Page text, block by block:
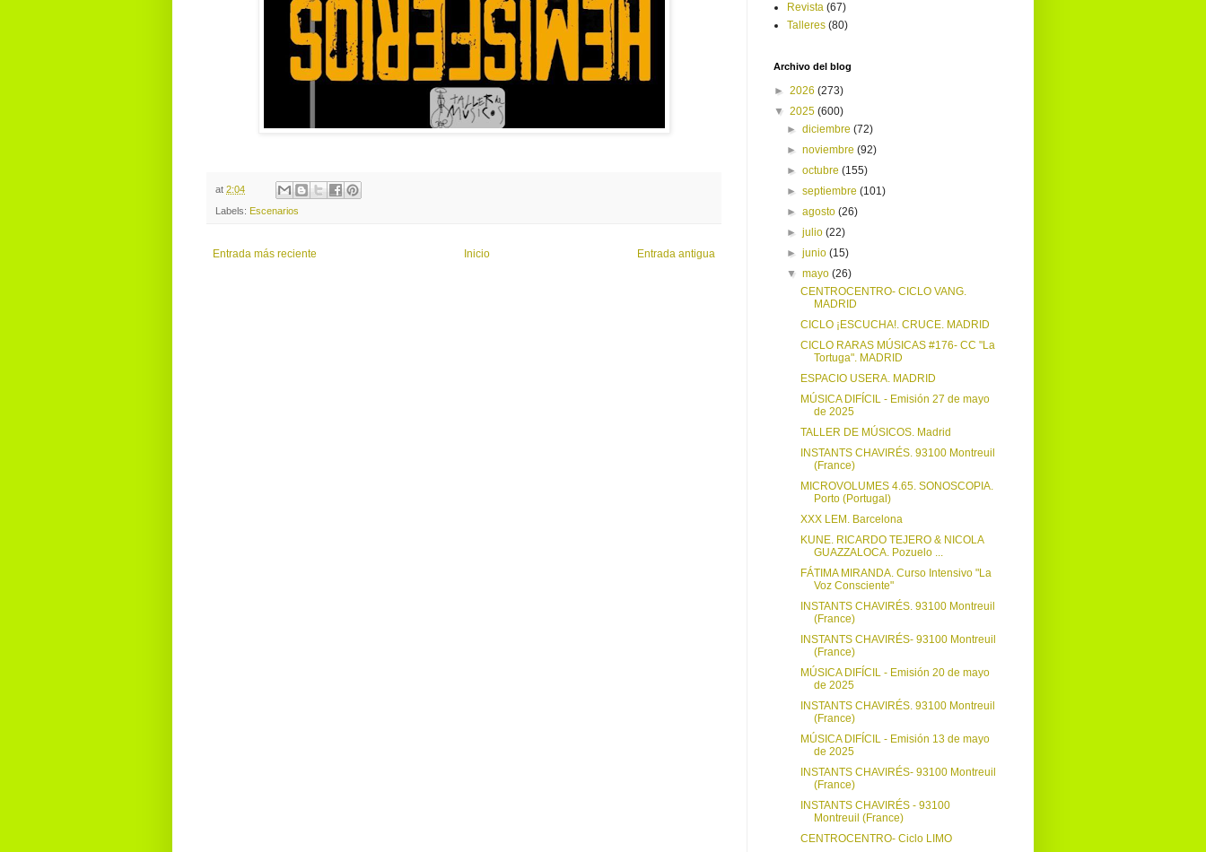
at 2:04
Labels: Escenarios
Entrada más reciente Entrada antigua
Inicio
Revista (67)
Talleres (80)
Archivo del blog
► 2026 (273)
▼ 2025 (600)
►diciembre(72)
►noviembre(92)
►octubre(155)
►septiembre(101)
►agosto(26)
►julio(22)
►junio(15)
▼mayo(26)
CENTROCENTRO- CICLO VANG.
MADRID
CICLO ¡ESCUCHA!. CRUCE. MADRID
CICLO RARAS MÚSICAS #176- CC "La
Tortuga". MADRID
ESPACIO USERA. MADRID
MÚSICA DIFÍCIL - Emisión 27 de mayo
de 2025
TALLER DE MÚSICOS. Madrid
INSTANTS CHAVIRÉS. 93100 Montreuil
(France)
MICROVOLUMES 4.65. SONOSCOPIA.
Porto (Portugal)
XXX LEM. Barcelona
KUNE. RICARDO TEJERO & NICOLA
GUAZZALOCA. Pozuelo ...
FÁTIMA MIRANDA. Curso Intensivo "La
Voz Consciente"
INSTANTS CHAVIRÉS. 93100 Montreuil
(France)
INSTANTS CHAVIRÉS- 93100 Montreuil
(France)
MÚSICA DIFÍCIL - Emisión 20 de mayo
de 2025
INSTANTS CHAVIRÉS. 93100 Montreuil
(France)
MÚSICA DIFÍCIL - Emisión 13 de mayo
de 2025
INSTANTS CHAVIRÉS- 93100 Montreuil
(France)
INSTANTS CHAVIRÉS - 93100
Montreuil (France)
CENTROCENTRO- Ciclo LIMO